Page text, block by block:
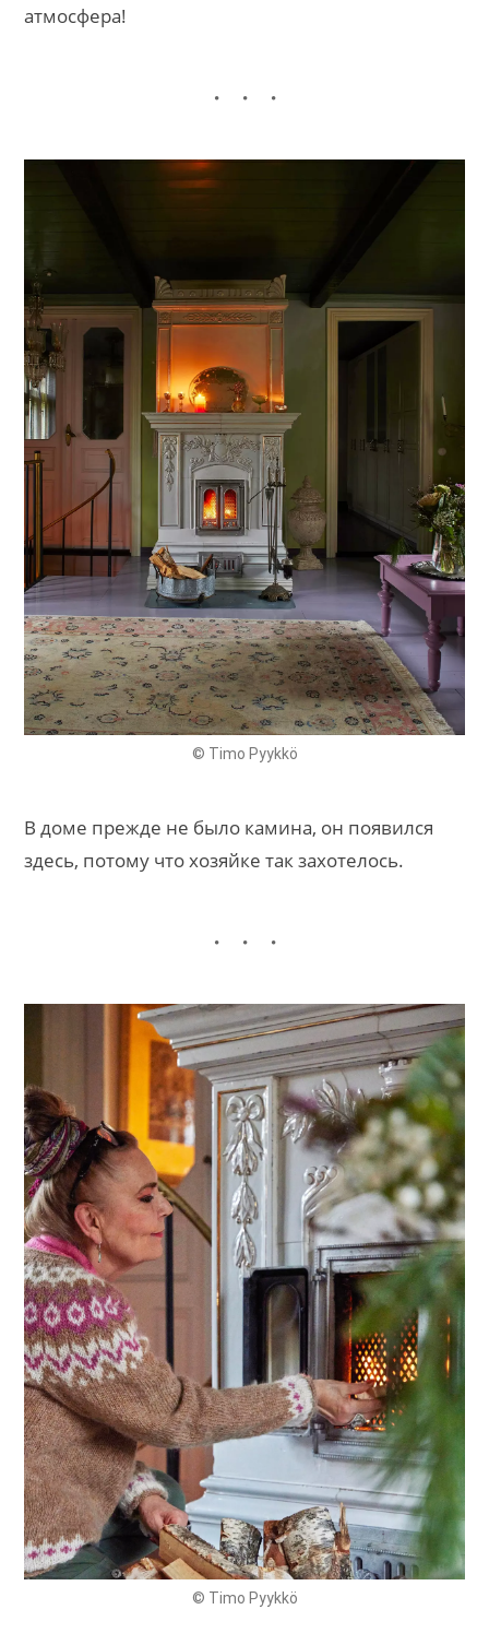
атмосфера!
© Timo Pyykkö
В доме прежде не было камина, он появился
здесь, потому что хозяйке так захотелось.
© Timo Pyykkö